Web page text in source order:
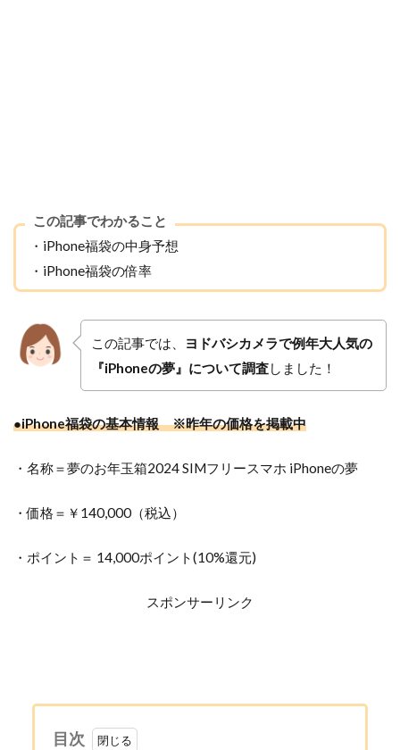
この記事でわかること
・iPhone福袋の中身予想
・iPhone福袋の倍率
この記事では、
ヨドバシカメラで例年大人気の
『iPhoneの夢』について調査しました！
●iPhone福袋の基本情報 ※昨年の価格を掲載中
・名称＝夢のお年玉箱2024 SIMフリースマホ iPhoneの夢
・価格＝￥140,000（税込）
・ポイント＝ 14,000ポイント(10%還元)
スポンサーリンク
目次